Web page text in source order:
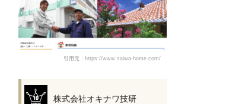
引用元：https://www.saiwa-home.com/
株式会社オキナワ技研